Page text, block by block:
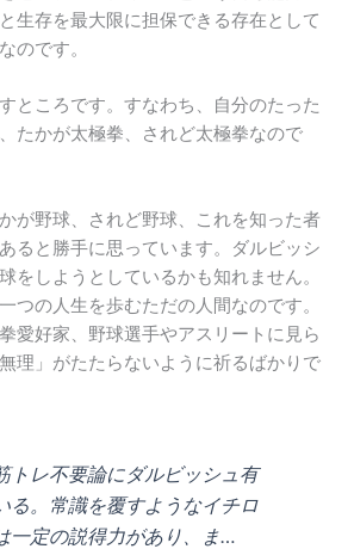
生存を最大限に担保できる存在として
のです。
ところです。すなわち、自分のたった
たかが太極拳、されど太極拳なので
が野球、されど野球、これを知った者
ると勝手に思っています。ダルビッシ
をしようとしているかも知れません。
つの人生を歩むただの人間なのです。
愛好家、野球選手やアスリートに見ら
理」がたたらないように祈るばかりで
トレ不要論にダルビッシュ有
る。常識を覆すようなイチロ
一定の説得力があり、ま…